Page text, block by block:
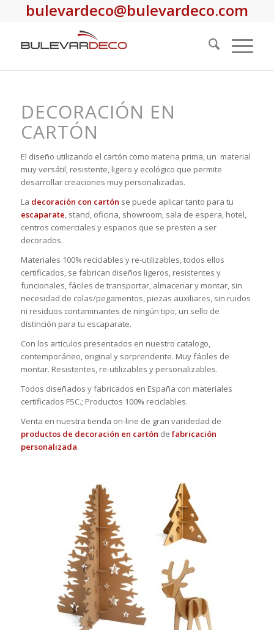
bulevardeco@bulevardeco.com
DECORACIÓN EN
CARTÓN
El diseño utilizando el cartón como materia prima, un material
muy versátil, resistente, ligero y ecológico que permite
desarrollar creaciones muy personalizadas.
La decoración con cartón se puede aplicar tanto para tu
escaparate, stand, oficina, showroom, sala de espera, hotel,
centros comerciales y espacios que se presten a ser
decorados.
Materiales 100% reciclables y re-utilizables, todos ellos
certificados, se fabrican diseños ligeros, resistentes y
funcionales, fáciles de transportar, almacenar y montar, sin
necesidad de colas/pegamentos, piezas auxiliares, sin ruidos
ni residuos contaminantes de ningún tipo, un sello de
distinción para tu escaparate.
Con los artículos presentados en nuestro catalogo,
contemporáneo, original y sorprendente. Muy fáciles de
montar. Resistentes, re-utilizables y personalizables.
Todos diseñados y fabricados en España con materiales
certificados FSC.; Productos 100% reciclables.
Venta en nuestra tienda on-line de gran varidedad de
productos de decoración en cartón de fabricación
personalizada.